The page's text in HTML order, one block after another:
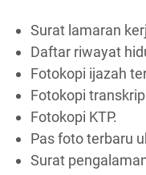
Surat lamaran
Daftar riwayat
Fotokopi ijazah
Fotokopi
Fotokopi KTP.
Pas foto terbaru
Surat